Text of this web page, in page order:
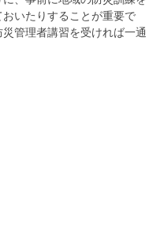
いたりすることが重要で
管理者講習を受ければ一通